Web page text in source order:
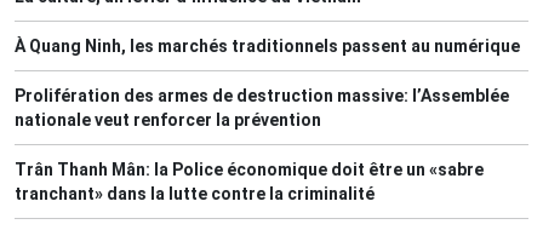
À Quang Ninh, les marchés traditionnels passent au numérique
Prolifération des armes de destruction massive: l’Assemblée
nationale veut renforcer la prévention
Trân Thanh Mân: la Police économique doit être un «sabre
tranchant» dans la lutte contre la criminalité